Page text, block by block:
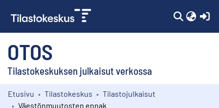
OTOS
Tilastokeskuksen julkaisut verkossa
Kokoelmat
Etusivu Tilastokeskus
Tilastojulkaisut